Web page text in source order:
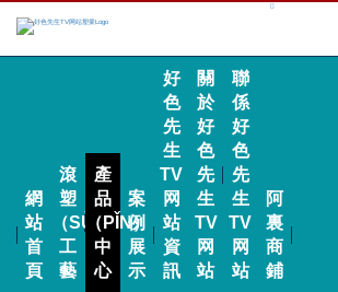
網
站
首
頁
滾
塑
（SÙ）
工
藝
產
品
（PǏN）
中
心
案
例
展
示
好
色
先
生
TV
网
站
資
訊
關
於
好
色
先
生
TV
网
站
聯
係
好
色
先
生
TV
网
站
阿
裏
商
鋪